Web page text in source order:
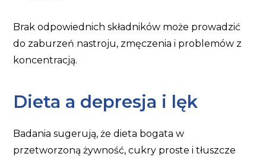
Brak odpowiednich składników może prowadzić
do zaburzeń nastroju, zmęczenia i problemów z
koncentracją.
Dieta a depresja i lęk
Badania sugerują, że dieta bogata w
przetworzoną żywność, cukry proste i tłuszcze